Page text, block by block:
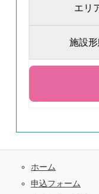
エリ
施設
ホーム
申込フォーム